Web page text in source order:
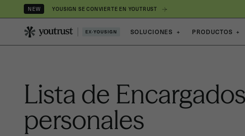
NEW YOUSIGN SE CONVIERTE EN YOUTRUST
SOLUCIONES + PRODUCTOS +
Lista de
personales